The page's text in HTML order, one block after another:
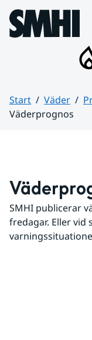
Hoppa till sidans
Start Väder
Väderprognos
SMHI publicerar
fredagar. Eller vid